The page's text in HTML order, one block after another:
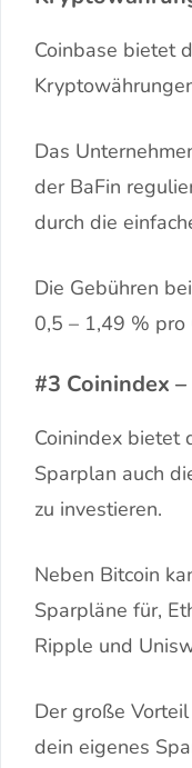
Coinbase bietet
Das
der BaFin
durch die
Die Gebühren
0,5 – 1,49 % pro
#3 Coinindex
Coinindex bietet
Sparplan auch
zu investieren.
Neben Bitcoin
Sparpläne für,
Ripple und
Der große
dein eigenes